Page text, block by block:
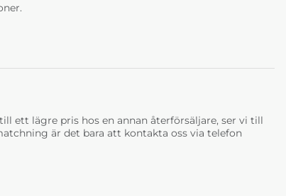
ett lägre pris hos en annan återförsäljare, ser vi till
är det bara att kontakta oss via telefon